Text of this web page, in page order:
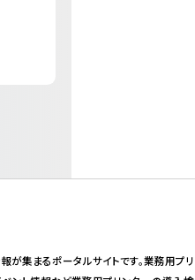
が集まるポータルサイトです。業務用プリ